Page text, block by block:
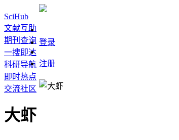
SciHub
文献互助
期刊查询
一搜即达
科研导航
即时热点
交流社区
登录
注册
大虾